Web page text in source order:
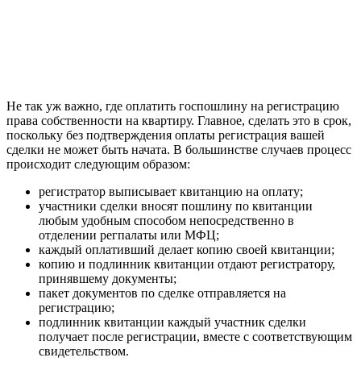
Не так уж важно, где оплатить госпошлину на регистрацию
права собственности на квартиру. Главное, сделать это в срок,
поскольку без подтверждения оплаты регистрация вашей
сделки не может быть начата. В большинстве случаев процесс
происходит следующим образом:
регистратор выписывает квитанцию на оплату;
участники сделки вносят пошлину по квитанции
любым удобным способом непосредственно в
отделении регпалаты или МФЦ;
каждый оплативший делает копию своей квитанции;
копию и подлинник квитанции отдают регистратору,
принявшему документы;
пакет документов по сделке отправляется на
регистрацию;
подлинник квитанции каждый участник сделки
получает после регистрации, вместе с соответствующим
свидетельством.